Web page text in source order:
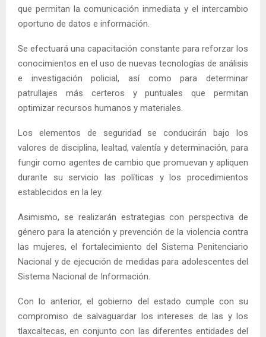
que permitan la comunicación inmediata y el intercambio
oportuno de datos e información.
Se efectuará una capacitación constante para reforzar los
conocimientos en el uso de nuevas tecnologías de análisis
e investigación policial, así como para determinar
patrullajes más certeros y puntuales que permitan
optimizar recursos humanos y materiales.
Los elementos de seguridad se conducirán bajo los
valores de disciplina, lealtad, valentía y determinación, para
fungir como agentes de cambio que promuevan y apliquen
durante su servicio las políticas y los procedimientos
establecidos en la ley.
Asimismo, se realizarán estrategias con perspectiva de
género para la atención y prevención de la violencia contra
las mujeres, el fortalecimiento del Sistema Penitenciario
Nacional y de ejecución de medidas para adolescentes del
Sistema Nacional de Información.
Con lo anterior, el gobierno del estado cumple con su
compromiso de salvaguardar los intereses de las y los
tlaxcaltecas, en conjunto con las diferentes entidades del